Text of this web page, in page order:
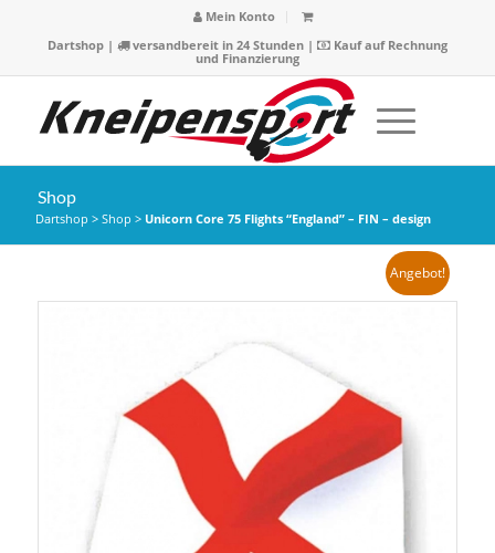
Mein Konto
Dartshop| versandbereit in 24 Stunden |
Kauf auf Rechnung
und Finanzierung
Shop
Dartshop > Shop > Unicorn Core 75 Flights “England” – FIN – design
Angebot!